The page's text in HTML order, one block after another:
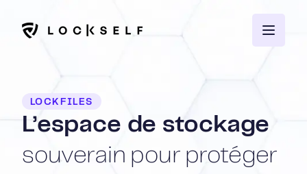
LOCKFILES
L’espace de stockage
souverain pour protéger